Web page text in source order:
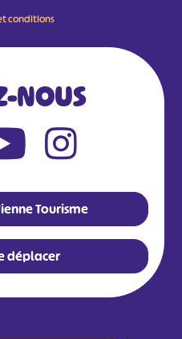
conditions
NOUS
Tourisme
déplacer